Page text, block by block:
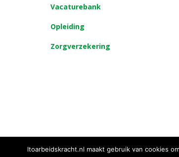
Vacaturebank
Opleiding
Zorgverzekering
ltoarbeidskracht.nl maakt gebruik van cookies